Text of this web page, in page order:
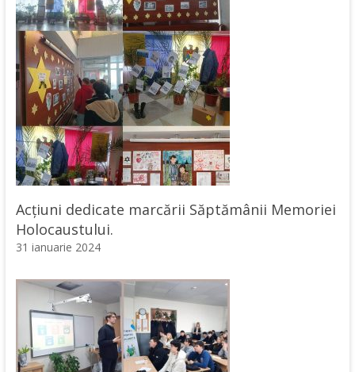
Acțiuni dedicate marcării Săptămânii Memoriei
Holocaustului.
31 ianuarie 2024